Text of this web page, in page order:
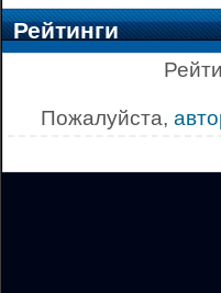
Рейтинги
Пожалуйста,